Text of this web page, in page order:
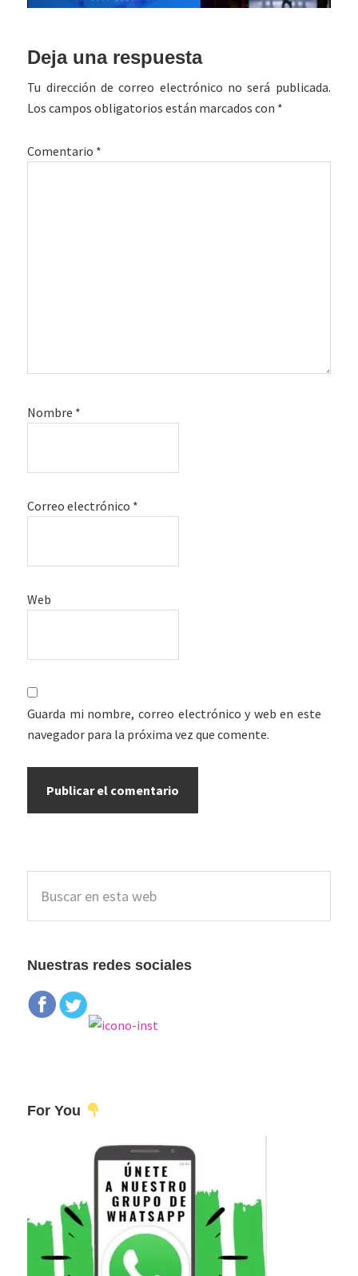
Interacciones
con
los
Deja una respuesta
Tu dirección de correo electrónico no será publicada.
Los campos obligatorios están marcados con *
Comentario *
Nombre *
Correo electrónico *
Web
Guarda mi nombre, correo electrónico y web en este
navegador para la próxima vez que comente.
Barra
lateral
esta
Nuestras redes sociales
For You